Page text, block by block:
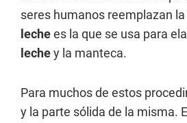
seres humanos reemplazan la
lechees la que se usa para
lechey la manteca.
Para muchos de estos
y la parte sólida de la misma.